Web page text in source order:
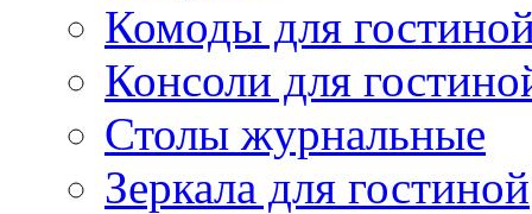
Комоды для
Консоли для
Столы журнальные
Зеркала для гостиной